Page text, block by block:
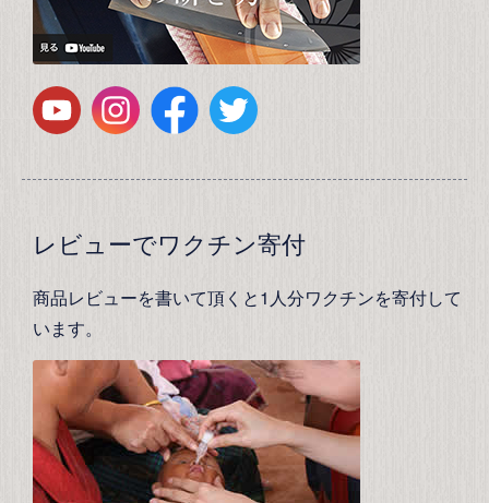
レビューでワクチン寄付
商品レビューを書いて頂くと1人分ワクチンを寄付して
います。